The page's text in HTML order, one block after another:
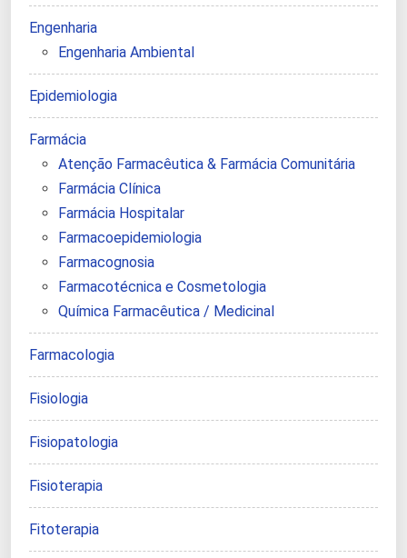
Engenharia
Engenharia Ambiental
Epidemiologia
Farmácia
Atenção Farmacêutica & Farmácia Comunitária
Farmácia Clínica
Farmácia Hospitalar
Farmacoepidemiologia
Farmacognosia
Farmacotécnica e Cosmetologia
Química Farmacêutica / Medicinal
Farmacologia
Fisiologia
Fisiopatologia
Fisioterapia
Fitoterapia